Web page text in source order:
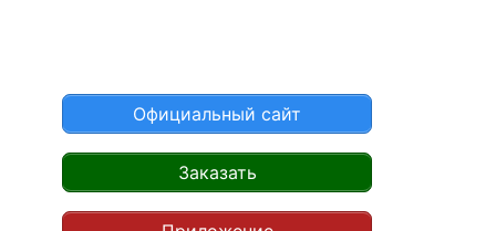
Официальный сайт
Заказать